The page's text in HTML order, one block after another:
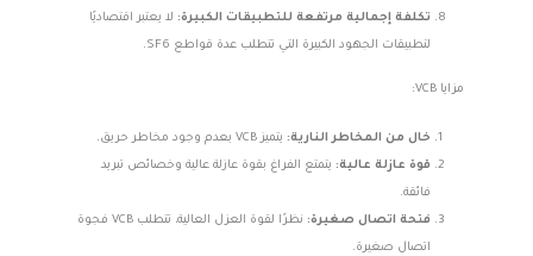
تكلفة إجمالية مرتفعة للتطبيقات الكبيرة: لا يعتبر اقتصاديًا
لتطبيقات الجهود الكبيرة التي تتطلب عدة قواطع SF6.
مزايا VCB:
خال من المخاطر النارية: يتميز VCB بعدم وجود مخاطر حريق.
قوة عازلة عالية: يتمتع الفراغ بقوة عازلة عالية وخصائص تبريد
فائقة.
فتحة اتصال صغيرة: نظرًا لقوة العزل العالية، تتطلب VCB فجوة
اتصال صغيرة.